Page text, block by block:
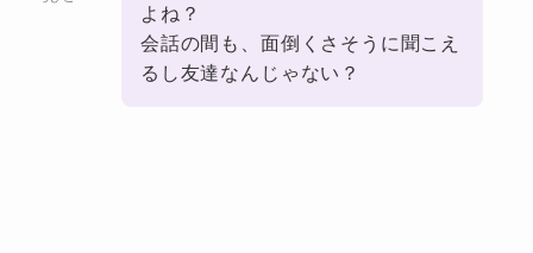
よね？
会話の間も、面倒くさそうに聞こえ
るし友達なんじゃない？